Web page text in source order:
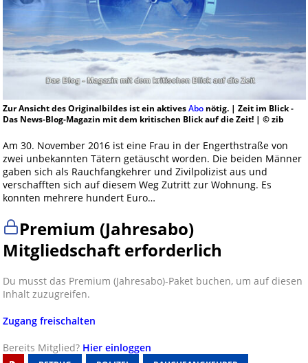
Zur Ansicht des Originalbildes ist ein aktivesAbonötig. | Zeit im Blick -
Das News-Blog-Magazin mit dem kritischen Blick auf die Zeit! | © zib
Am 30. November 2016 ist eine Frau in der Engerthstraße von
zwei unbekannten Tätern getäuscht worden. Die beiden Männer
gaben sich als Rauchfangkehrer und Zivilpolizist aus und
verschafften sich auf diesem Weg Zutritt zur Wohnung. Es
konnten mehrere hundert Euro…
Premium (Jahresabo)
Mitgliedschaft erforderlich
Du musst das Premium (Jahresabo)-Paket buchen, um auf diesen
Inhalt zuzugreifen.
Zugang freischalten
Bereits Mitglied? Hier einloggen